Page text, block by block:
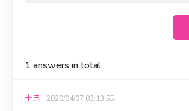
1 answers in total
十三 2020/04/07 03:13:55